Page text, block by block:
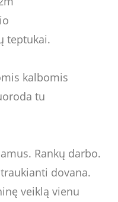
teptukai.
kalbomis
tu
Rankų darbo.
dovana.
veiklą vienu